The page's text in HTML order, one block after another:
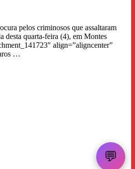
pelos criminosos que assaltaram
desta quarta-feira (4), em Montes
align=”aligncenter”
…
💬